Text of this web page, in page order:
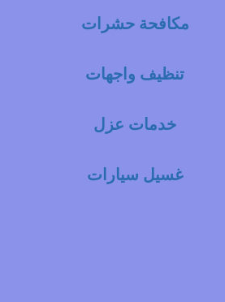
مكافحة حشرات
تنظيف واجهات
خدمات عزل
غسيل سيارات